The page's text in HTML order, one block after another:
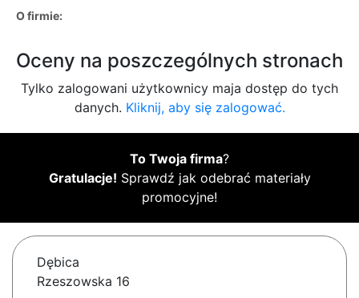
O firmie:
Oceny na poszczególnych stronach
Tylko zalogowani użytkownicy maja dostęp do tych
danych. Kliknij, aby się zalogować.
To Twoja firma?
Gratulacje! Sprawdź jak odebrać materiały
promocyjne!
Dębica
Rzeszowska 16